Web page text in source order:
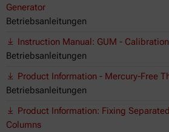
Generator
Betriebsanleitungen
Instruction Manual: GUM -
Betriebsanleitungen
Product Information - Mercury-Free
Betriebsanleitungen
Product Information: Fixing
Columns